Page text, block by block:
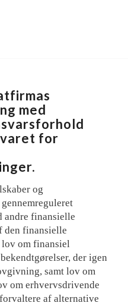
med
for
og
andre finansielle
den finansielle
om finansiel
der igen
samt lov om
om erhvervsdrivende
af alternative